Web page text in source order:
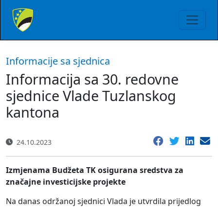
Informacije sa sjednica
Informacija sa 30. redovne
sjednice Vlade Tuzlanskog
kantona
24.10.2023
Izmjenama Budžeta TK osigurana sredstva za
značajne investicijske projekte
Na danas održanoj sjednici Vlada je utvrdila prijedlog